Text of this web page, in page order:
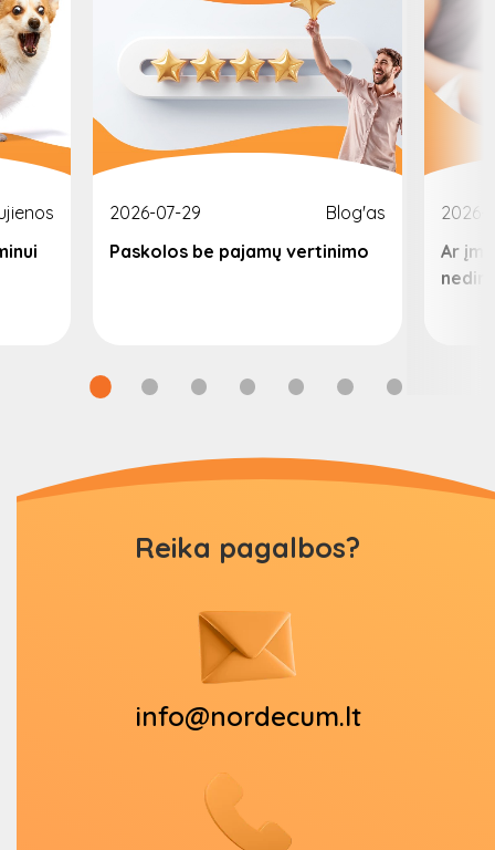
2026-07-29
Blog'as
Paskolos be pajamų vertinimo
2026-
Ar
Reika pagalbos?
info@nordecum.lt